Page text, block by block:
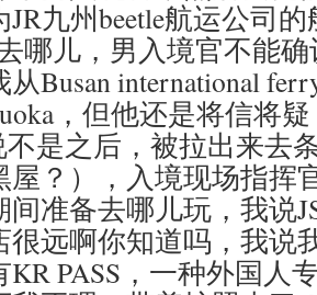
九州beetle航运公司
哪儿，男入境官不能
Busan international
，但他还是将信将
不是之后，被拉出来去
屋？），入境现场指挥
间准备去哪儿玩，我说
很远啊你知道吗，我说
PASS，一种外国人